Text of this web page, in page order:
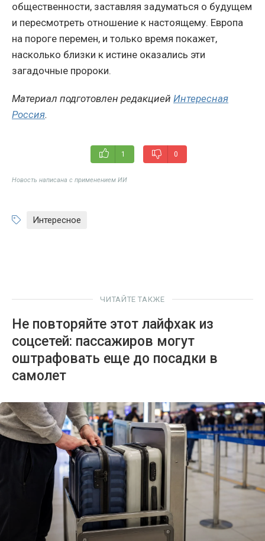
общественности, заставляя задуматься о будущем
и пересмотреть отношение к настоящему. Европа
на пороге перемен, и только время покажет,
насколько близки к истине оказались эти
загадочные пророки.
Материал подготовлен редакцией Интересная
Россия.
1 0
Новость написана с применением ИИ
Интересное
ЧИТАЙТЕ ТАКЖЕ
Не повторяйте этот лайфхак из
соцсетей: пассажиров могут
оштрафовать еще до посадки в
самолет